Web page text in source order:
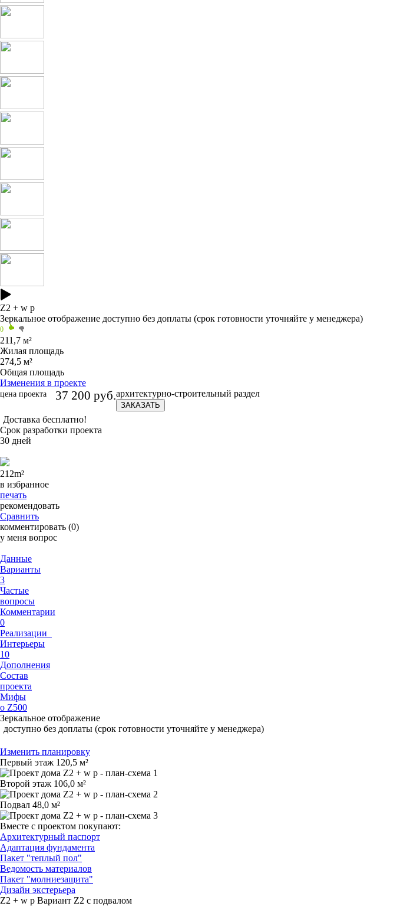
Z2 + w p
Зеркальное отображение доступно без доплаты (срок готовности уточняйте у менеджера)
0
211,7 м²
Жилая площадь
274,5 м²
Общая площадь
Изменения в проекте
цена проекта 37 200 руб.архитектурно-строительный раздел
ЗАКАЗАТЬ
Доставка бесплатно!
Срок разработки проекта
30 дней
212m²
в избранное
печать
рекомендовать
Сравнить
комментировать (0)
у меня вопрос
Данные
Варианты
3
Частые
вопросы
Комментарии
0
Реализации
Интерьеры
10
Дополнения
Состав
проекта
Мифы
о Z500
Зеркальное отображение
доступно без доплаты (срок готовности уточняйте у менеджера)
Изменить планировку
Первый этаж 120,5 м²
Второй этаж 106,0 м²
Подвал 48,0 м²
Вместе с проектом покупают:
Архитектурный паспорт
Адаптация фундамента
Пакет "теплый пол"
Ведомость материалов
Пакет "молниезащита"
Дизайн экстерьера
Z2 + w p Вариант Z2 с подвалом